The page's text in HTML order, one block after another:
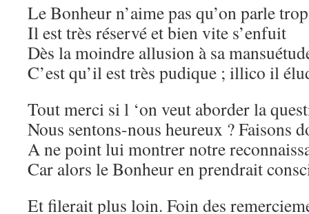
Le Bonheur n’aime pas qu’on parle
Il est très réservé et bien vite s’enfuit
Dès la moindre allusion à sa
C’est qu’il est très pudique ; illico il
Tout merci si l ‘on veut aborder la
Nous sentons-nous heureux ? Faisons
A ne point lui montrer notre
Car alors le Bonheur en prendrait
Et filerait plus loin. Foin des